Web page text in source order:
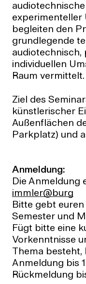
experimenteller
begleiten den
grundlegende
audiotechnisch,
individuellen
Raum vermittelt.
Ziel des
künstlerischer
Außenflächen
Parkplatz) und
Anmeldung:
Die Anmeldung
grub@relmmi
Bitte gebt
Semester und
Fügt bitte eine
Vorkenntnisse
Thema besteht,
Anmeldung bis
Rückmeldung